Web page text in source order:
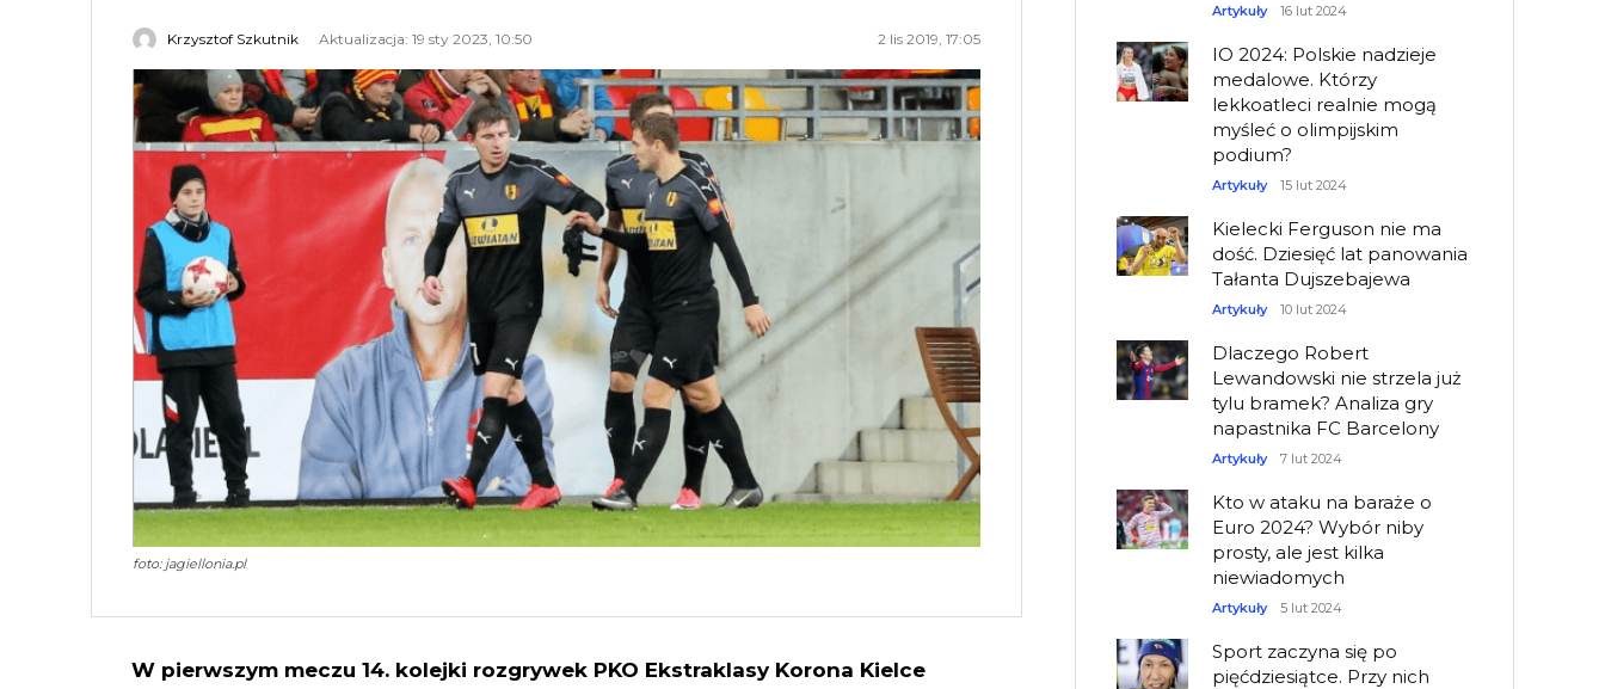
Krzysztof Szkutnik Aktualizacja: 19 sty 2023, 10:50 2 lis 2019, 17:05
foto: jagiellonia.pl
W pierwszym meczu 14. kolejki rozgrywek PKO Ekstraklasy Korona Kielce
Artykuły 16 lut 2024
IO 2024: Polskie nadzieje
medalowe. Którzy
lekkoatleci realnie mogą
myśleć o olimpijskim
podium?
Artykuły 15 lut 2024
Kielecki Ferguson nie ma
dość. Dziesięć lat panowania
Tałanta Dujszebajewa
Artykuły 10 lut 2024
Dlaczego Robert
Lewandowski nie strzela już
tylu bramek? Analiza gry
napastnika FC Barcelony
Artykuły 7 lut 2024
Kto w ataku na baraże o
Euro 2024? Wybór niby
prosty, ale jest kilka
niewiadomych
Artykuły 5 lut 2024
Sport zaczyna się po
pięćdziesiątce. Przy nich